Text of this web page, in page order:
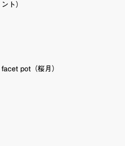
ント）
facet pot（桜月）